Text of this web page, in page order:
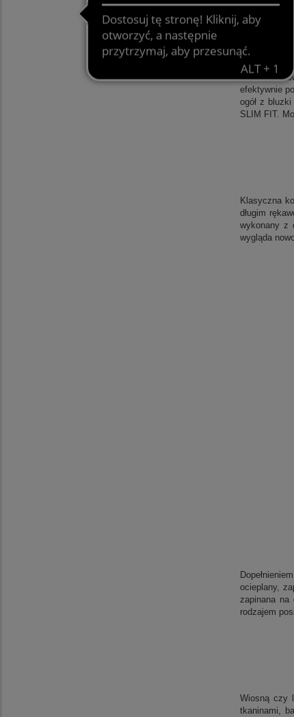
Filarem
efektywnie
ogół z
SLIM FIT.
Klasyczna
długim
wykonany z
wygląda
ocieplany,
zapinana na
rodzajem
Wiosną czy
tkaninami,